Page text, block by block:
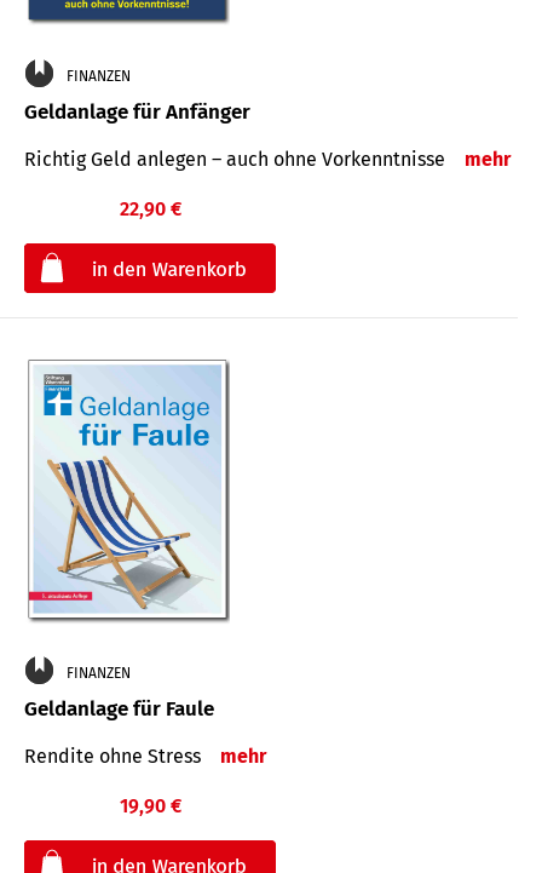
FINANZEN
Geldanlage für Anfänger
Richtig Geld anlegen – auch ohne Vorkenntnisse mehr
22,90 €
FINANZEN
Geldanlage für Faule
Rendite ohne Stress mehr
19,90 €